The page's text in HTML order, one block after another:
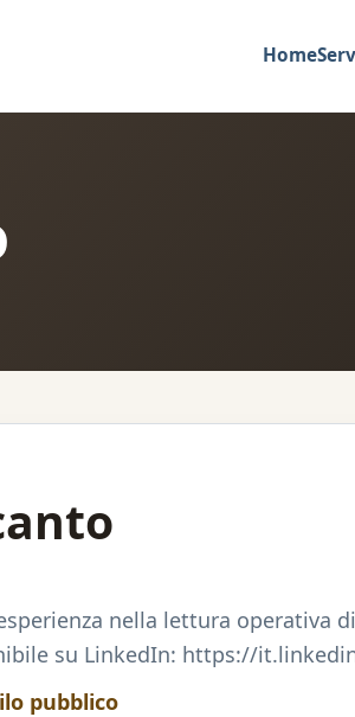
Home
nella lettura operativa
su LinkedIn: https://
pubblico